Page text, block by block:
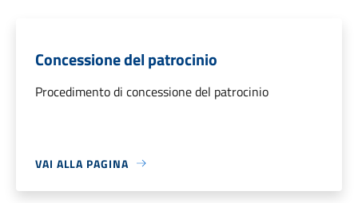
Concessione del patrocinio
Procedimento di concessione del patrocinio
VAI ALLA PAGINA